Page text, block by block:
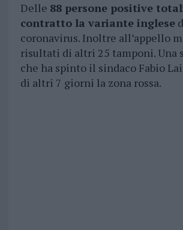
Delle 88 persone positive
contratto la variante inglese
coronavirus. Inoltre all’appello
risultati di altri 25 tamponi. Una
che ha spinto il sindaco Fabio
di altri 7 giorni la zona rossa.